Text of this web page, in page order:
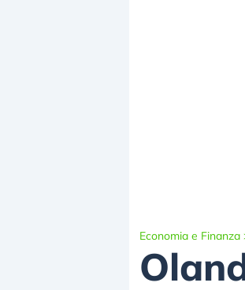
Economia e Finanza